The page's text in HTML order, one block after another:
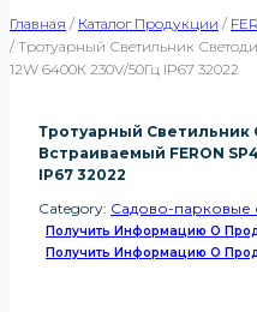
Главная / Каталог Продукции /
/ Тротуарный Светильник
12W 6400К 230V/50Гц IP67 32022
Тротуарный
Встраиваемый FERON
IP67 32022
Category: Садово-парковые
Получить Информацию О
Получить Информацию О